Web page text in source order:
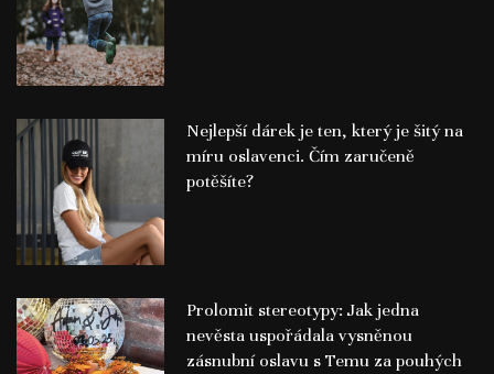
Nejlepší dárek je ten, který je šitý na
míru oslavenci. Čím zaručeně
potěšíte?
Prolomit stereotypy: Jak jedna
nevěsta uspořádala vysněnou
zásnubní oslavu s Temu za pouhých